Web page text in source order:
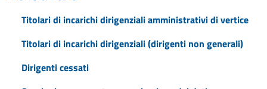
Titolari di incarichi dirigenziali amministrativi di vertice
Titolari di incarichi dirigenziali (dirigenti non generali)
Dirigenti cessati